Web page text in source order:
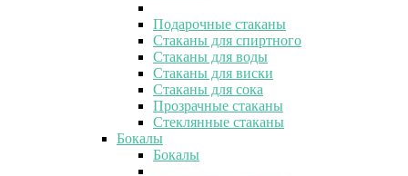
Подарочные стаканы
Стаканы для спиртного
Стаканы для воды
Стаканы для виски
Стаканы для сока
Прозрачные стаканы
Стеклянные стаканы
Бокалы
Бокалы